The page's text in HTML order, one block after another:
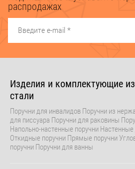
распродажах
Изделия и комплектующие
стали
Поручни для инвалидов Поручни из
для писсуара Поручни для раковины
Напольно-настенные поручни
Откидные поручни Прямые поручни
поручни Поручни для ванны